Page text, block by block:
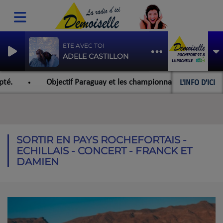
ETE AVEC TOI
ADELE CASTILLON
L'INFO D'ICI
Objectif Paraguay et les championnats du monde pour
SORTIR EN PAYS ROCHEFORTAIS -
ECHILLAIS - CONCERT - FRANCK ET
DAMIEN